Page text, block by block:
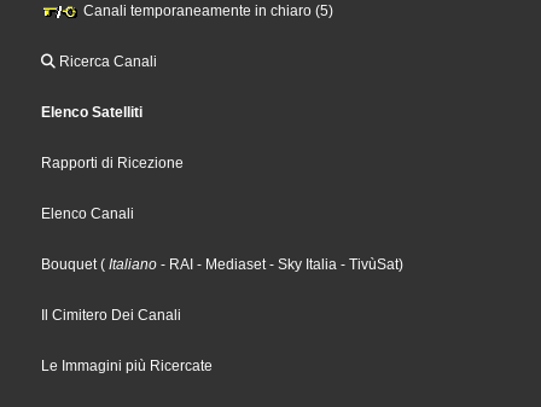
Canali temporaneamente in chiaro (5)
Ricerca Canali
Elenco Satelliti
Rapporti di Ricezione
Elenco Canali
Bouquet( Italiano - RAI - Mediaset- Sky Italia - TivùSat)
Il Cimitero Dei Canali
Le Immagini più Ricercate